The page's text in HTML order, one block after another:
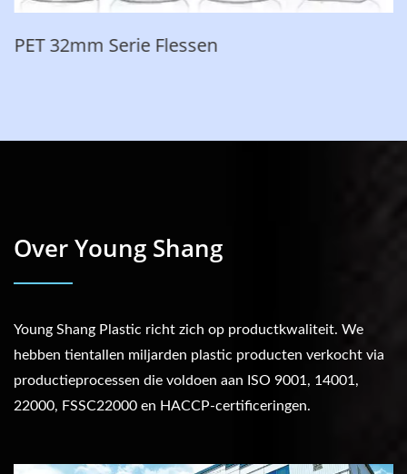
PET 32mm Serie Flessen
Over Young Shang
Young Shang Plastic richt zich op productkwaliteit. We
hebben tientallen miljarden plastic producten verkocht via
productieprocessen die voldoen aan ISO 9001, 14001,
22000, FSSC22000 en HACCP-certificeringen.